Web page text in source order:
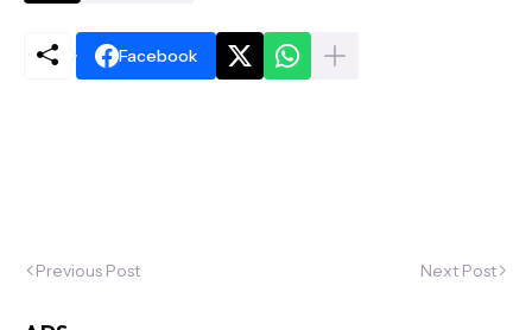
Facebook
Previous Post Next Post